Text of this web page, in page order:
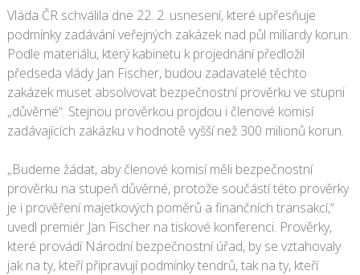
Vláda ČR schválila dne 22. 2. usnesení, které upřesňuje
podmínky zadávání veřejných zakázek nad půl miliardy korun.
Podle materiálu, který kabinetu k projednání předložil
předseda vlády Jan Fischer, budou zadavatelé těchto
zakázek muset absolvovat bezpečnostní prověrku ve stupni
„důvěrné“. Stejnou prověrkou projdou i členové komisí
zadávajících zakázku v hodnotě vyšší než 300 milionů korun.
„Budeme žádat, aby členové komisí měli bezpečnostní
prověrku na stupeň důvěrné, protože součástí této prověrky
je i prověření majetkových poměrů a finančních transakcí,“
uvedl premiér Jan Fischer na tiskové konferenci. Prověrky,
které provádí Národní bezpečnostní úřad, by se vztahovaly
jak na ty, kteří připravují podmínky tendrů, tak na ty, kteří